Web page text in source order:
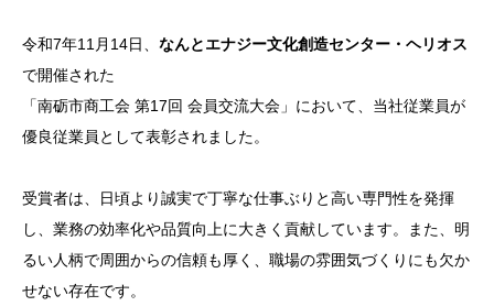
令和7年11月14日、 なんとエナジー文化創造センター・ヘリオス
で開催された
「南砺市商工会 第17回 会員交流大会」において、当社従業員が
優良従業員として表彰されました。
受賞者は、日頃より誠実で丁寧な仕事ぶりと高い専門性を発揮
し、業務の効率化や品質向上に大きく貢献しています。また、明
るい人柄で周囲からの信頼も厚く、職場の雰囲気づくりにも欠か
せない存在です。